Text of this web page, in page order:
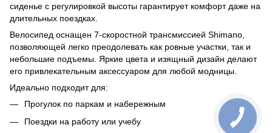
сиденье с регулировкой высоты гарантирует комфорт даже на
длительных поездках.
Велосипед оснащен 7-скоростной трансмиссией Shimano,
позволяющей легко преодолевать как ровные участки, так и
небольшие подъемы. Яркие цвета и изящный дизайн делают
его привлекательным аксессуаром для любой модницы.
Идеально подходит для:
Прогулок по паркам и набережным
Поездки на работу или учебу